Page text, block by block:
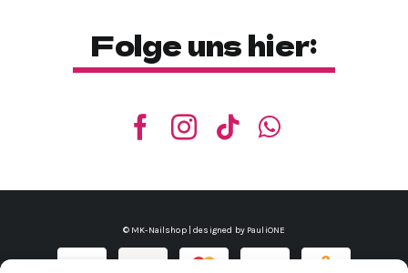
Folge uns hier:
© MK-Nailshop | designed by PauliONE